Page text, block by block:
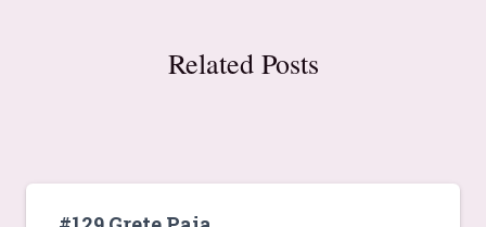
Related Posts